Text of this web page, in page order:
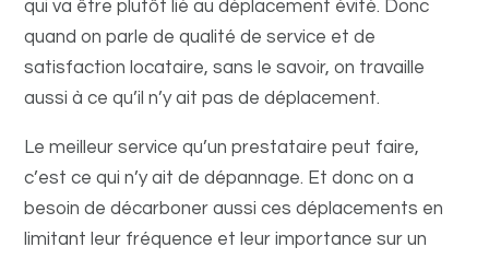
qui va être plutôt lié au déplacement évité. Donc
quand on parle de qualité de service et de
satisfaction locataire, sans le savoir, on travaille
aussi à ce qu’il n’y ait pas de déplacement.
Le meilleur service qu’un prestataire peut faire,
c’est ce qui n’y ait de dépannage. Et donc on a
besoin de décarboner aussi ces déplacements en
limitant leur fréquence et leur importance sur un